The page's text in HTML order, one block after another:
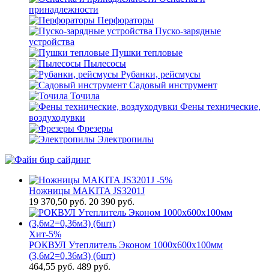
принадлежности
Перфораторы
Пуско-зарядные
устройства
Пушки тепловые
Пылесосы
Рубанки, рейсмусы
Садовый инструмент
Точила
Фены технические,
воздуходувки
Фрезеры
Электропилы
-5%
Ножницы MAKITA JS3201J
19 370,50 руб. 20 390 руб.
Хит-5%
РОКВУЛ Утеплитель Эконом 1000х600х100мм
(3,6м2=0,36м3) (6шт)
464,55 руб. 489 руб.